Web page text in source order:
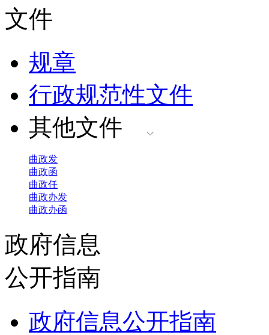
文件
规章
行政规范性文件
其他文件
曲政发
曲政函
曲政任
曲政办发
曲政办函
政府信息
公开指南
政府信息公开指南